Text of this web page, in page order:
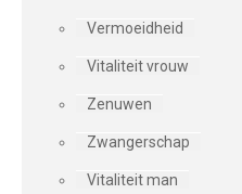
Vermoeidheid
Vitaliteit vrouw
Zenuwen
Zwangerschap
Vitaliteit man